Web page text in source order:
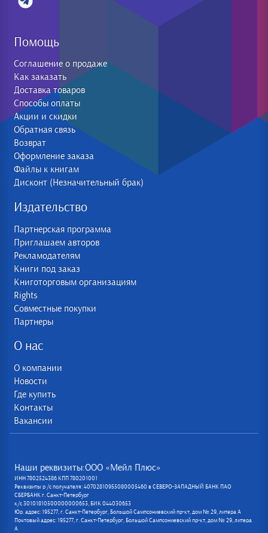
Помощь
Соглашение о продаже
Как заказать
Доставка товаров
Способы оплаты
Акции и скидки
Обратная связь
Возврат
Оформление заказа
Файлы к книгам
Дисконт (Незначительный брак)
Издательство
Партнерская программа
Приглашаем авторов
Рекламодателям
Книги под заказ
Книготорговым организациям
Rights
Совместные покупки
Партнеры
О нас
О компании
Новости
Где купить
Контакты
Вакансии
Наши реквизиты:ООО «Мейл Плюс»
ИНН 7802524386 КПП 780201001
Реквизиты р /с получателя: 40702810955080005460 в СЕВЕРО-ЗАПАДНЫЙ БАНК ПАО
СБЕРБАНК г. Санкт-Петербург
к/с 30101810500000000653, БИК 044030653
Юр. адрес: 195277, г. Санкт-Петербург, Большой Сампсониевский пр-кт, дом № 29, литера А
Почтовый адрес: 195277, г. Санкт-Петербург, Большой Сампсониевский пр-кт, дом № 29, литера
А